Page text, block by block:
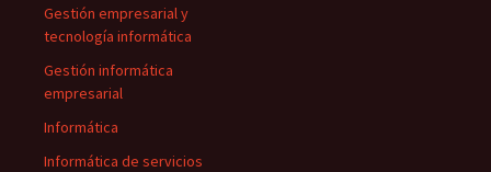
Gestión empresarial y
tecnología informática
Gestión informática
empresarial
Informática
Informática de servicios